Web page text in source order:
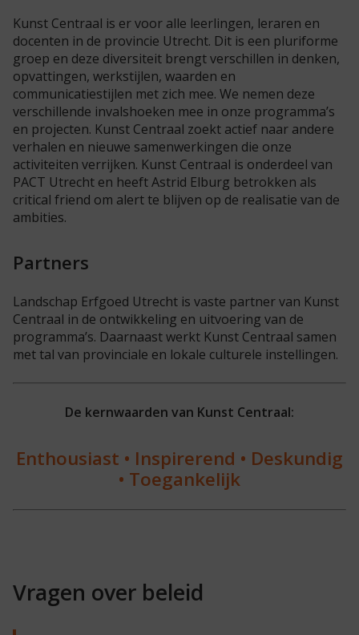
Kunst Centraal is er voor alle leerlingen, leraren en
docenten in de provincie Utrecht. Dit is een pluriforme
groep en deze diversiteit brengt verschillen in denken,
opvattingen, werkstijlen, waarden en
communicatiestijlen met zich mee. We nemen deze
verschillende invalshoeken mee in onze programma’s
en projecten. Kunst Centraal zoekt actief naar andere
verhalen en nieuwe samenwerkingen die onze
activiteiten verrijken. Kunst Centraal is onderdeel van
PACT Utrecht en heeft Astrid Elburg betrokken als
critical friend om alert te blijven op de realisatie van de
ambities.
Partners
Landschap Erfgoed Utrecht is vaste partner van Kunst
Centraal in de ontwikkeling en uitvoering van de
programma’s. Daarnaast werkt Kunst Centraal samen
met tal van provinciale en lokale culturele instellingen.
De kernwaarden van Kunst Centraal:
Enthousiast • Inspirerend • Deskundig
• Toegankelijk
Vragen over beleid